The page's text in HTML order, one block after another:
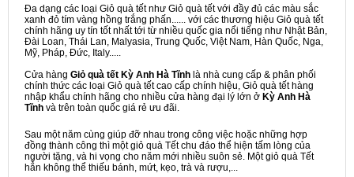
Đa dạng các loại Giỏ quà tết như Giỏ quà tết với đầy đủ các màu sắc
xanh đỏ tím vàng hồng trắng phấn...... với các thương hiệu Giỏ quà tết
chính hãng uy tín tốt nhất tới từ nhiều quốc gia nổi tiếng như Nhật Bản,
Đài Loan, Thái Lan, Malyasia, Trung Quốc, Việt Nam, Hàn Quốc, Nga,
Mỹ, Pháp, Đức, Italy.....
Cửa hàng Giỏ quà tết Kỳ Anh Hà Tĩnh là nhà cung cấp & phân phối
chính thức các loại Giỏ quà tết cao cấp chính hiệu, Giỏ quà tết hàng
nhập khẩu chính hãng cho nhiều cửa hàng đại lý lớn ở Kỳ Anh Hà
Tĩnh và trên toàn quốc giá rẻ ưu đãi.
Sau một năm cùng giúp đỡ nhau trong công việc hoặc những hợp
đồng thành công thì một giỏ quà Tết chu đáo thể hiện tấm lòng của
người tặng, và hi vọng cho năm mới nhiều suôn sẻ. Một giỏ quà Tết
hẳn không thể thiếu bánh, mứt, kẹo, trà và rượu,...